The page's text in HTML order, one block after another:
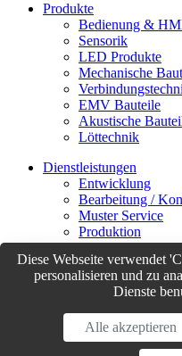
Produkte
Bedienung &
Sensorik
LED Produkte
Mechanische
EMV Bauteile
Akustische
Löttechnik
Dienstleistungen
Entwicklung
Bearbeitung /
Muster Service
Produktion
Logistik
Customer Support
Diese Webseite verwendet
personalisieren und zu
Dienste
Alle akzeptieren